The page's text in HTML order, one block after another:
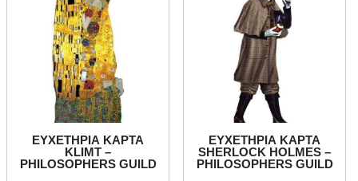
ΕΥΧΕΤΗΡΙΑ ΚΑΡΤΑ
KLIMT –
PHILOSOPHERS GUILD
ΕΥΧΕΤΗΡΙΑ ΚΑΡΤΑ
SHERLOCK HOLMES –
PHILOSOPHERS GUILD